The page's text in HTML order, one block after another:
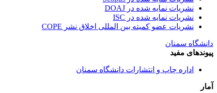
نشریات نمایه شده در DOAJ
نشریات نمایه شده در ISC
نشریات عضو کمیته بین المللی اخلاق نشر COPE
دانشگاه سمنان
پیوندهای مفید
اداره چاپ و انتشارات دانشگاه سمنان
آمار